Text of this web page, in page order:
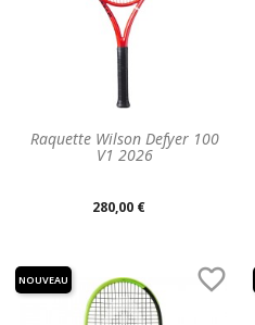
Raquette Wilson Defyer 100
V1 2026
Prix
280,00 €

NOUVEAU